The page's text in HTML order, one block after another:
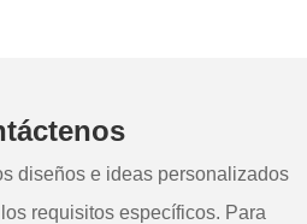
diseños e ideas personalizados
requisitos específicos. Para